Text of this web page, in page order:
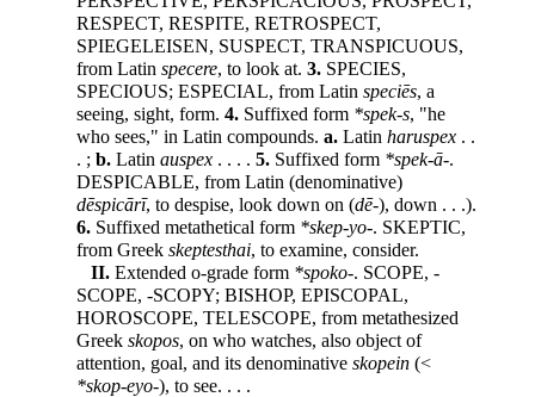
RESPECT, RESPITE, RETROSPECT,
SPIEGELEISEN, SUSPECT, TRANSPICUOUS,
from Latin specere, to look at. 3. SPECIES,
SPECIOUS; ESPECIAL, from Latin speciēs, a
seeing, sight, form. 4. Suffixed form *spek-s, "he
who sees," in Latin compounds. a. Latin haruspex . .
. ; b. Latin auspex . . . . 5. Suffixed form *spek-ā-.
DESPICABLE, from Latin (denominative)
dēspicārī, to despise, look down on (dē-), down . . .).
6. Suffixed metathetical form *skep-yo-. SKEPTIC,
from Greek skeptesthai, to examine, consider.
II. Extended o-grade form *spoko-. SCOPE, -
SCOPE, -SCOPY; BISHOP, EPISCOPAL,
HOROSCOPE, TELESCOPE, from metathesized
Greek skopos, on who watches, also object of
attention, goal, and its denominative skopein (<
*skop-eyo-), to see. . . .